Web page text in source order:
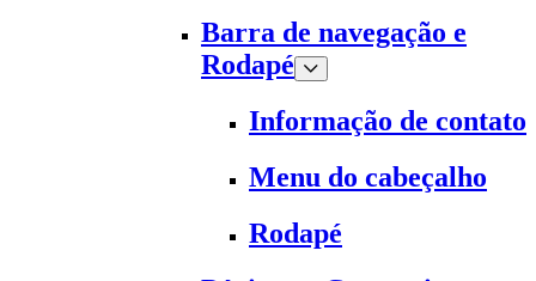
Barra de navegação e
Rodapé
Informação de contato
Menu do cabeçalho
Rodapé